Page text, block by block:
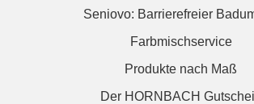
Seniovo: Barrierefreier
Farbmischservice
Produkte nach Maß
Der HORNBACH